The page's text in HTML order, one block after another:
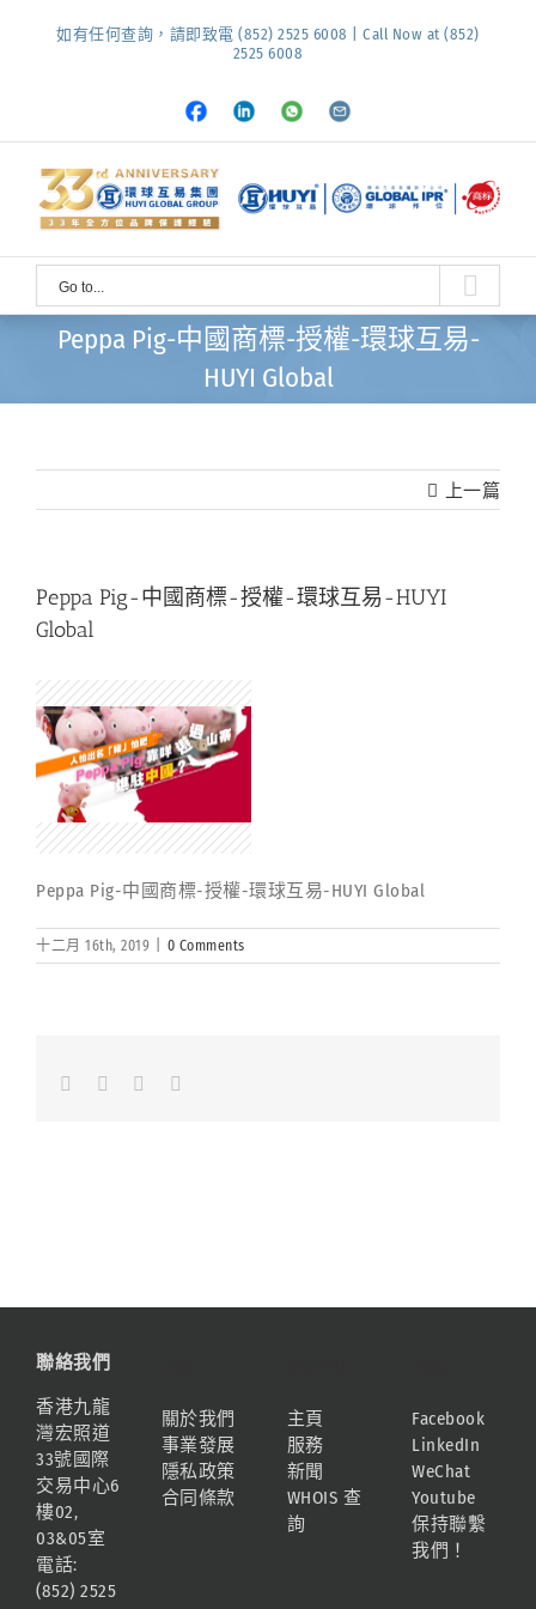
如有任何查詢，請即致電 (852) 2525 6008 | Call Now at (852)
2525 6008
Facebook
LinkedInWhatsapp
Email
Go to...
Peppa Pig-中國商標-授權-環球互易-
HUYI Global
上一篇
Peppa Pig-中國商標-授權-環球互易-HUYI
Global
Peppa Pig-中國商標-授權-環球互易-HUYI Global
十二月 16th, 2019 0 Comments
FacebookLinkedInWhatsapp
聯絡我們
香港九龍
灣宏照道
33號國際
交易中心6
樓02,
03&05室
電話:
(852) 2525
關於我們
事業發展
隱私政策
合同條款
主頁
服務
新聞
WHOIS 查
詢
Facebook
LinkedIn
WeChat
Youtube
保持聯繫
我們！